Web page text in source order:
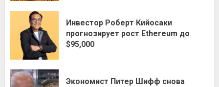
Инвестор Роберт Кийосаки
прогнозирует рост Ethereum до
$95,000
Экономист Питер Шифф снова